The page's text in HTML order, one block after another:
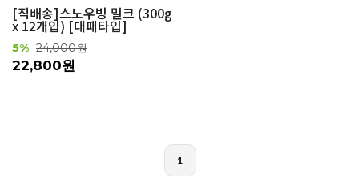
[직배송]스노우빙 밀크 (300g
x 12개입) [대패타입]
5% 24,000원
22,800원
1